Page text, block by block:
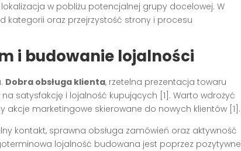
w pobliżu potencjalnej grupy docelowej. W
kategorii oraz przejrzystość strony i procesu
i budowanie lojalności
Dobra obsługa klienta, rzetelna prezentacja towaru
satysfakcję i lojalność kupujących [1]. Warto wdrożyć
akcje marketingowe skierowane do nowych klientów [1].
kontakt, sprawna obsługa zamówień oraz aktywność
lojalność budowana jest poprzez pozytywne